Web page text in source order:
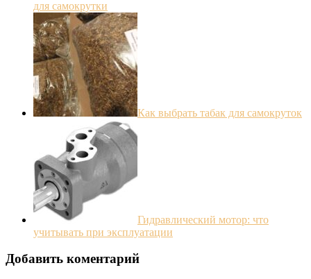
для самокрутки
Как выбрать табак для самокруток
Гидравлический мотор: что
учитывать при эксплуатации
Добавить коментарий